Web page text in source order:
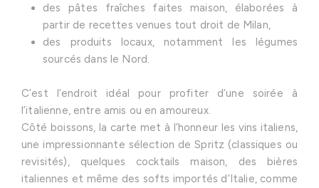
des pâtes fraîches faites maison, élaborées à
partir de recettes venues tout droit de Milan,
des produits locaux, notamment les légumes
sourcés dans le Nord.
C’est l’endroit idéal pour profiter d’une soirée à
l’italienne, entre amis ou en amoureux.
Côté boissons, la carte met à l’honneur les vins italiens,
une impressionnante sélection de Spritz (classiques ou
revisités), quelques cocktails maison, des bières
italiennes et même des softs importés d’Italie, comme